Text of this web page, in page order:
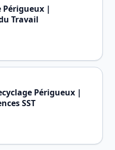
Périgueux |
Travail
Périgueux |
SST